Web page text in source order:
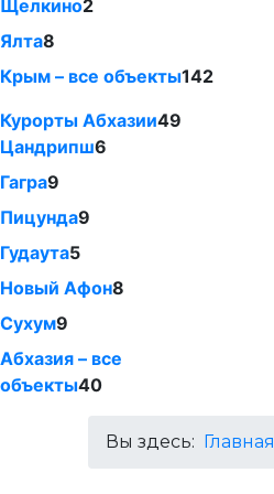
Щелкино2
Ялта8
Крым – все объекты142
Курорты Абхазии49
Цандрипш6
Гагра9
Пицунда9
Гудаута5
Новый Афон8
Сухум9
Абхазия – все
объекты40
Вы здесь: Главная